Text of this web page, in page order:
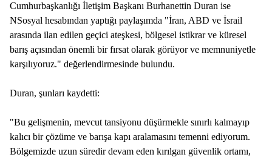
Cumhurbaşkanlığı İletişim Başkanı Burhanettin Duran ise
NSosyal hesabından yaptığı paylaşımda "İran, ABD ve İsrail
arasında ilan edilen geçici ateşkesi, bölgesel istikrar ve küresel
barış açısından önemli bir fırsat olarak görüyor ve memnuniyetle
karşılıyoruz." değerlendirmesinde bulundu.
Duran, şunları kaydetti:
"Bu gelişmenin, mevcut tansiyonu düşürmekle sınırlı kalmayıp
kalıcı bir çözüme ve barışa kapı aralamasını temenni ediyorum.
Bölgemizde uzun süredir devam eden kırılgan güvenlik ortamı,